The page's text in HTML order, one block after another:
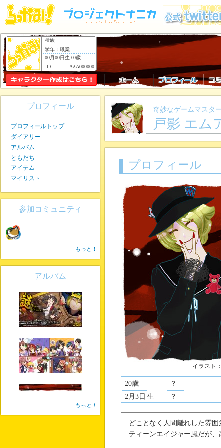
種族
学年：職業
00月00日生 00歳
AAA000000
奇妙なゲームマスタ
戸影 エム
プロフィール
イラスト
20歳
？
2月3日 生
？
どことなく人間離れした雰
ティーンエイジャー風だが
プロフィール
プロフィールトップ
ダイアリー
アルバム
ともだち
アイテム
マイリスト
参加コミュニティ
もっと！
アルバム
もっと！